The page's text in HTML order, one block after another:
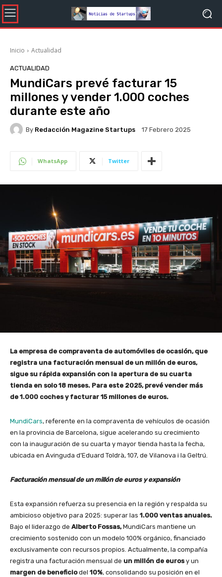
Inicio Actualidad
ACTUALIDAD
MundiCars prevé facturar 15
millones y vender 1.000 coches
durante este año
By Redacción Magazine Startups 17 Febrero 2025
WhatsApp Twitter
La empresa de compraventa de automóviles de ocasión, que
registra una facturación mensual de un millón de euros,
sigue su rápida expansión con la apertura de su cuarta
tienda en solo 18 meses. Para este 2025, prevé vender más
de 1.000 coches y facturar 15 millones de euros.
MundiCars, referente en la compraventa de vehículos de ocasión
en la provincia de Barcelona, sigue acelerando su crecimiento
con la inauguración de su cuarta y mayor tienda hasta la fecha,
ubicada en Avinguda d’Eduard Toldrà, 107, de Vilanova i la Geltrú.
Facturación mensual de un millón de euros y expansión
Esta expansión refuerza su presencia en la región y respalda su
ambicioso objetivo para 2025: superar las 1.000 ventas anuales.
Bajo el liderazgo de Alberto Fossas,MundiCars mantiene un
crecimiento sostenido con un modelo 100% orgánico, financiado
exclusivamente con recursos propios. Actualmente, la compañía
registra una facturación mensual de un millón de eurosy un
margen de beneficiodel 10%, consolidando su posición en el